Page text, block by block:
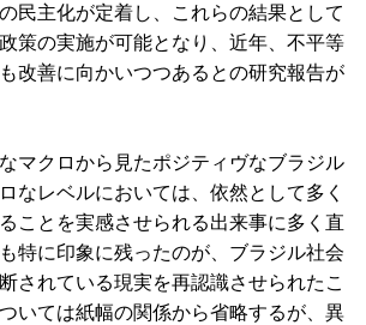
民主化が定着し、これらの結果として
策の実施が可能となり、近年、不平等
改善に向かいつつあるとの研究報告が
マクロから見たポジティヴなブラジル
なレベルにおいては、依然として多く
ことを実感させられる出来事に多く直
特に印象に残ったのが、ブラジル社会
されている現実を再認識させられたこ
いては紙幅の関係から省略するが、異